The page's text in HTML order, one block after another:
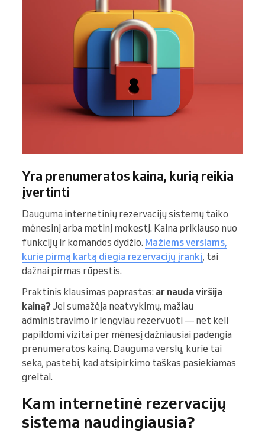
Yra prenumeratos kaina, kurią reikia
įvertinti
Dauguma internetinių rezervacijų sistemų taiko
mėnesinį arba metinį mokestį. Kaina priklauso nuo
funkcijų ir komandos dydžio. Mažiems verslams,
kurie pirmą kartą diegia rezervacijų įrankį, tai
dažnai pirmas rūpestis.
Praktinis klausimas paprastas: ar nauda viršija
kainą?Jei sumažėja neatvykimų, mažiau
administravimo ir lengviau rezervuoti — net keli
papildomi vizitai per mėnesį dažniausiai padengia
prenumeratos kainą. Dauguma verslų, kurie tai
seka, pastebi, kad atsipirkimo taškas pasiekiamas
greitai.
Kam internetinė rezervacijų
sistema naudingiausia?